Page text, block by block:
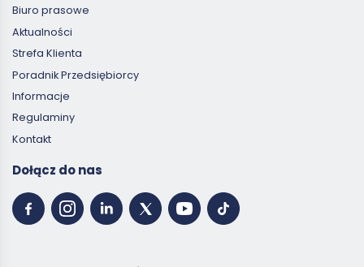
Biuro prasowe
Aktualności
Strefa Klienta
Poradnik Przedsiębiorcy
Informacje
Regulaminy
Kontakt
Dołącz do nas